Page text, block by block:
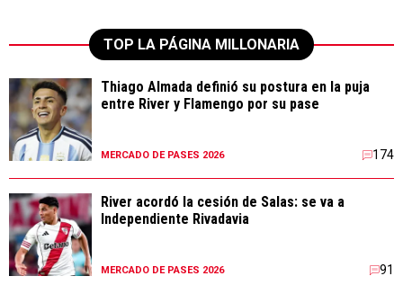
TOP LA PÁGINA MILLONARIA
Thiago Almada definió su postura en la puja
entre River y Flamengo por su pase
MERCADO DE PASES 2026 174
River acordó la cesión de Salas: se va a
Independiente Rivadavia
MERCADO DE PASES 2026 91